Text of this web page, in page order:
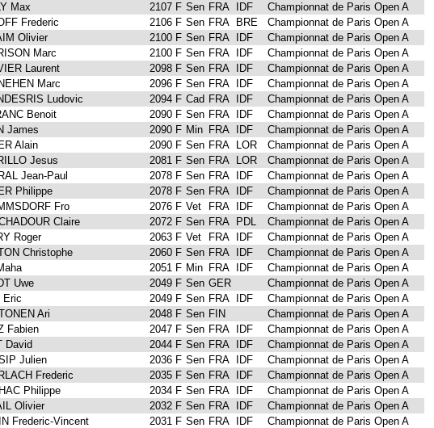
Max 2107 F Sen FRA IDF
Championnat de Paris Open A
Frederic
2106 F Sen FRA BRE
Championnat de Paris Open A
Olivier
2100 F Sen FRA IDF
Championnat de Paris Open A
Marc
2100 F Sen FRA IDF
Championnat de Paris Open A
Laurent
2098 F Sen FRA IDF
Championnat de Paris Open A
Marc
2096 F Sen FRA IDF
Championnat de Paris Open A
Ludovic
2094 F Cad FRA IDF
Championnat de Paris Open A
Benoit
2090 F Sen FRA IDF
Championnat de Paris Open A
James
2090 F Min FRA IDF
Championnat de Paris Open A
Alain
2090 F Sen FRA LOR
Championnat de Paris Open A
Jesus
2081 F Sen FRA LOR
Championnat de Paris Open A
Jean-Paul
2078 F Sen FRA IDF
Championnat de Paris Open A
Philippe
2078 F Sen FRA IDF
Championnat de Paris Open A
Fro
2076 F Vet FRA IDF
Championnat de Paris Open A
Claire
2072 F Sen FRA PDL
Championnat de Paris Open A
Roger
2063 F Vet FRA IDF
Championnat de Paris Open A
Christophe
2060 F Sen FRA IDF
Championnat de Paris Open A
2051 F Min FRA IDF
Championnat de Paris Open A
Uwe
2049 F Sen GER
Championnat de Paris Open A
Eric
2049 F Sen FRA IDF
Championnat de Paris Open A
Ari
2048 F Sen FIN
Championnat de Paris Open A
Fabien
2047 F Sen FRA IDF
Championnat de Paris Open A
David
2044 F Sen FRA IDF
Championnat de Paris Open A
Julien
2036 F Sen FRA IDF
Championnat de Paris Open A
Frederic
2035 F Sen FRA IDF
Championnat de Paris Open A
Philippe
2034 F Sen FRA IDF
Championnat de Paris Open A
Olivier
2032 F Sen FRA IDF
Championnat de Paris Open A
Frederic-Vincent
2031 F Sen FRA IDF
Championnat de Paris Open A